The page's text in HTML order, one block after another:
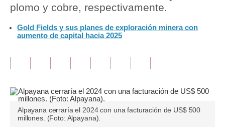
Finanzas Personales
Inmobiliarias
Opinión
Editorial
Pregunta de hoy
plomo y cobre, respectivamente.
Gold Fields y sus planes de exploración minera con
aumento de capital hacia 2025
Alpayana cerraría el 2024 con una facturación de US$ 500
millones. (Foto: Alpayana).